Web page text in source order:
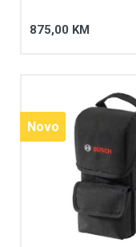
875,00 KM
Novo
Novo